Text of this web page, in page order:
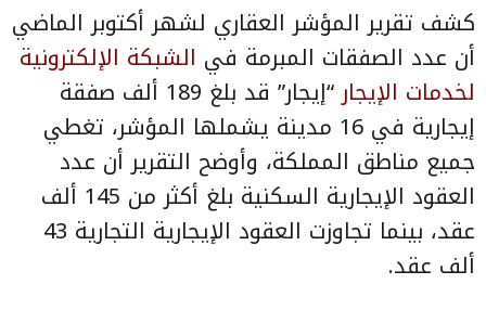
كشف تقرير المؤشر العقاري لشهر أكتوبر الماضي
أن عدد الصفقات المبرمة في الشبكة الإلكترونية
لخدمات الإيجار
“إيجار” قد بلغ 189 ألف صفقة
إيجارية في 16 مدينة يشملها المؤشر، تغطي
جميع مناطق المملكة، وأوضح التقرير أن عدد
العقود الإيجارية السكنية بلغ أكثر من 145 ألف
عقد، بينما تجاوزت العقود الإيجارية التجارية 43
ألف عقد.